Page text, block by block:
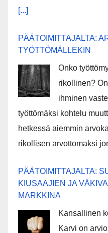
[...]
PÄÄTOIMITTAJALTA:
TYÖTTÖMÄLLEKIN
Onko
rikollinen?
ihminen
työttömäksi kohtelu
hetkessä aiemmin
rikollisen arvottomaksi
PÄÄTOIMITTAJALTA:
KIUSAAJIEN JA
MARKKINA
Kansallinen
Karvi on